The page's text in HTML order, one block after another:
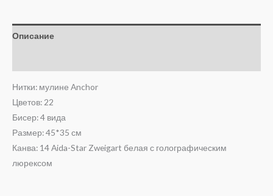
Описание
Нитки: мулине Anchor
Цветов: 22
Бисер: 4 вида
Размер: 45*35 см
Канва: 14 Aida-Star Zweigart белая с голографическим
люрексом